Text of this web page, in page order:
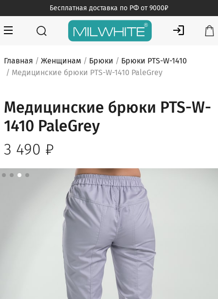
to
content
Бесплатная доставка по РФ от 9000₽
MILWHITE
MILWHITE — интернет магазин медицинской одежды
Главная / Женщинам / Брюки / Брюки PTS-W-1410
/ Медицинские брюки PTS-W-1410 PaleGrey
Медицинские брюки PTS-W-
1410 PaleGrey
3 490 ₽